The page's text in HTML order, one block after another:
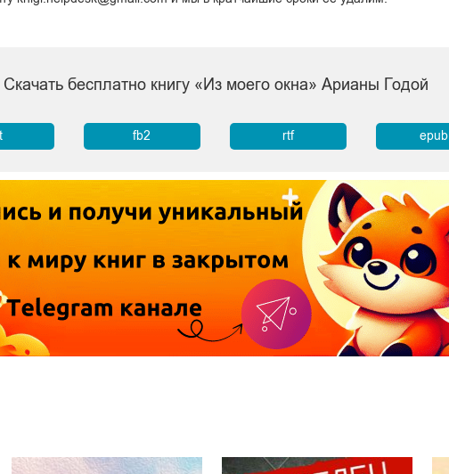
Скачать бесплатно книгу «Из моего окна» Арианы Годой
fb2 rtf epub